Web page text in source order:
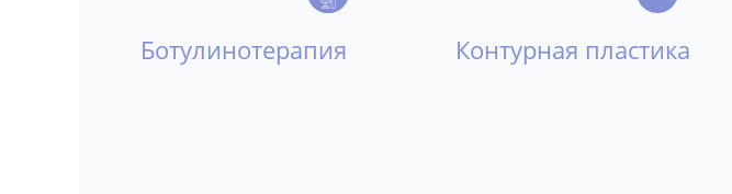
Ботулинотерапия Контурная пластика